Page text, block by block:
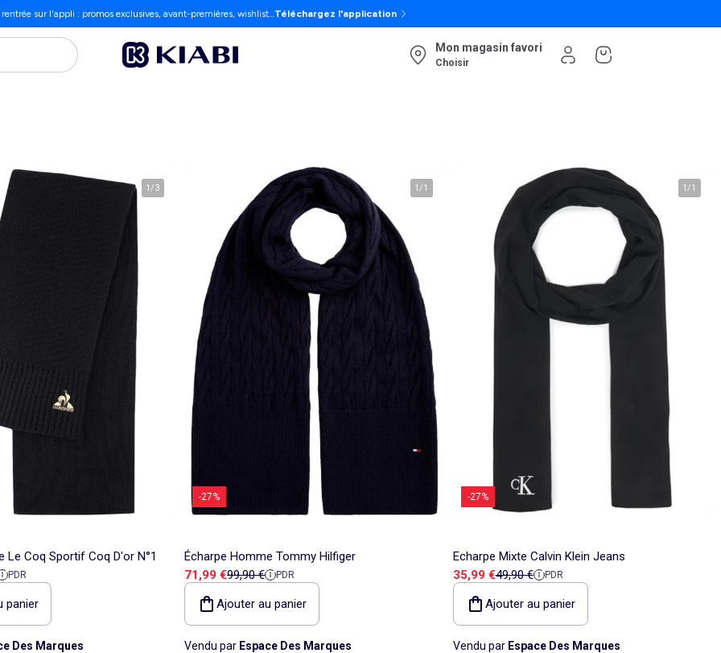
rentrée sur l'appli : promos exclusives, avant-premières, wishlist…Téléchargez l'application
Mon magasin favori
Choisir
1/3
Le Coq Sportif Coq D'or N°1
PDR
panier
Des Marques
-27%
1/1
Écharpe Homme Tommy Hilfiger
Prix de vente
71,99 €Prix de référence
99,90 € PDR
Ajouter au panier
Vendu par Espace Des Marques
-27%
1/1
Echarpe Mixte Calvin Klein Jeans
Prix de vente
35,99 €Prix de référence
49,90 € PDR
Ajouter au panier
Vendu par Espace Des Marques